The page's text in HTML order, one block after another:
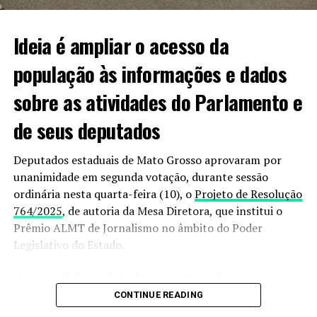
mobilizados em busca de informações sobre o paradeiro
Informações podem ser passadas à polícia pelo 190
ou 187.
VEJA VIDEO DO MOMENTO;
Ideia é ampliar o acesso da
população às informações e dados
sobre as atividades do Parlamento e
de seus deputados
Deputados estaduais de Mato Grosso aprovaram por
unanimidade em segunda votação, durante sessão
ordinária nesta quarta-feira (10), oProjeto de Resolução
764/2025, de autoria da Mesa Diretora, que institui o
Prêmio ALMT de Jornalismo no âmbito do Poder
Legislativo do Estado.
estimular os trabalhos dos jornalistas que fazem a
cobertura das atividades legislativas, além de destacar a
CONTINUE READING